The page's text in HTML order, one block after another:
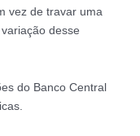
vez de travar uma
desse
do Banco Central